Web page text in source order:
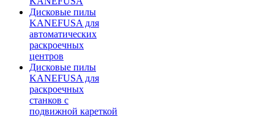
Дисковые пилы
KANEFUSA для
автоматических
раскроечных
центров
Дисковые пилы
KANEFUSA для
раскроечных
станков с
подвижной кареткой